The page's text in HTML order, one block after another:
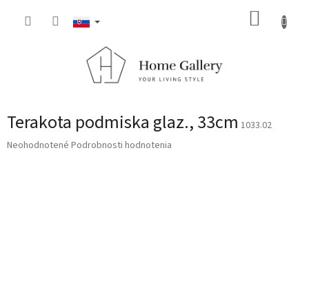
Terakota podmiska glaz., 33cm 1033.02
Priemerné
Neohodnotené Podrobnosti hodnotenia